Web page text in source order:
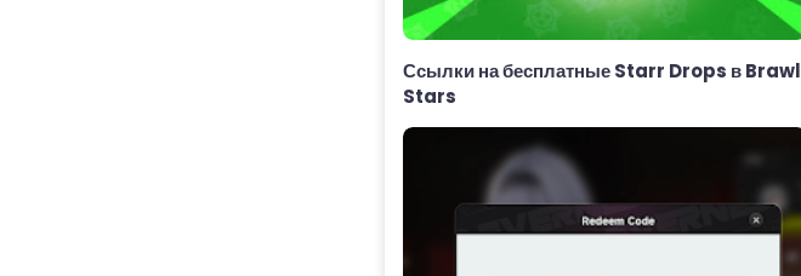
Ссылки на бесплатные Starr Drops в Brawl
Stars